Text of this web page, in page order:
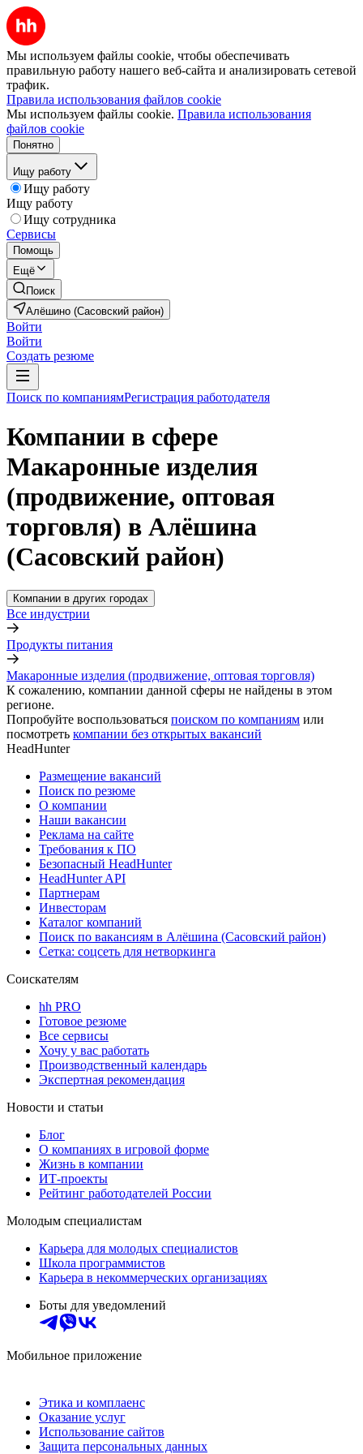
Мы используем файлы cookie, чтобы обеспечивать
правильную работу нашего веб-сайта и анализировать сетевой
трафик.
Правила использования файлов cookie
Мы используем файлы cookie. Правила использования
файлов cookie
Понятно
Ищу работу
Ищу работу
Ищу работу
Ищу сотрудника
Сервисы
Помощь
Ещё
Поиск
Алёшино (Сасовский район)
Войти
Войти
Создать резюме
Поиск по компаниямРегистрация работодателя
Компании в сфере
Макаронные изделия
(продвижение, оптовая
торговля) в Алёшина
(Сасовский район)
Компании в других городах
Все индустрии
Продукты питания
Макаронные изделия (продвижение, оптовая торговля)
К сожалению, компании данной сферы не найдены в этом
регионе.
Попробуйте воспользоваться поиском по компаниям или
посмотреть компании без открытых вакансий
HeadHunter
Размещение вакансий
Поиск по резюме
О компании
Наши вакансии
Реклама на сайте
Требования к ПО
Безопасный HeadHunter
HeadHunter API
Партнерам
Инвесторам
Каталог компаний
Поиск по вакансиям в Алёшина (Сасовский район)
Сетка: соцсеть для нетворкинга
Соискателям
hh PRO
Готовое резюме
Все сервисы
Хочу у вас работать
Производственный календарь
Экспертная рекомендация
Новости и статьи
Блог
О компаниях в игровой форме
Жизнь в компании
ИТ-проекты
Рейтинг работодателей России
Молодым специалистам
Карьера для молодых специалистов
Школа программистов
Карьера в некоммерческих организациях
Боты для уведомлений
Мобильное приложение
Этика и комплаенс
Оказание услуг
Использование сайтов
Защита персональных данных